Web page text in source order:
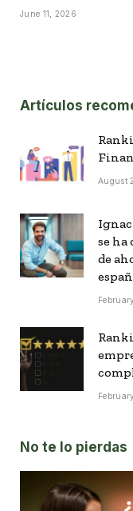
June 11, 2026
Artículos
August
se
de
No te lo pierdas